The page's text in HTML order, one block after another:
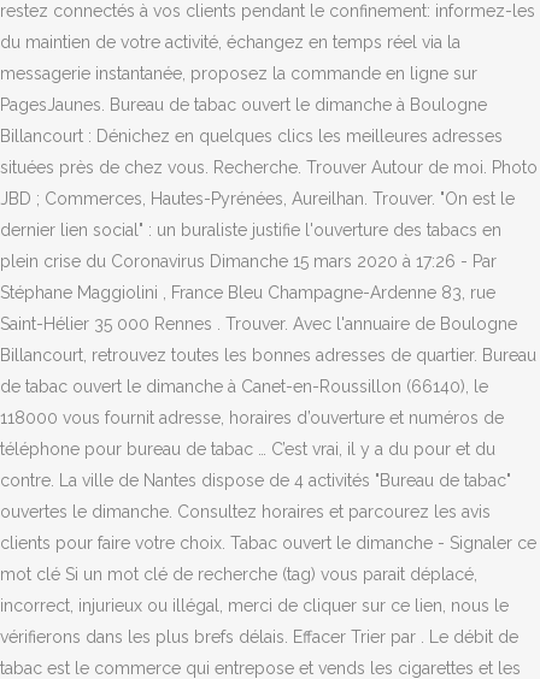
restez connectés à vos clients pendant le confinement: informez-les
du maintien de votre activité, échangez en temps réel via la
messagerie instantanée, proposez la commande en ligne sur
PagesJaunes. Bureau de tabac ouvert le dimanche à Boulogne
Billancourt : Dénichez en quelques clics les meilleures adresses
situées près de chez vous. Recherche. Trouver Autour de moi. Photo
JBD ; Commerces, Hautes-Pyrénées, Aureilhan. Trouver. "On est le
dernier lien social" : un buraliste justifie l'ouverture des tabacs en
plein crise du Coronavirus Dimanche 15 mars 2020 à 17:26 - Par
Stéphane Maggiolini , France Bleu Champagne-Ardenne 83, rue
Saint-Hélier 35 000 Rennes . Trouver. Avec l'annuaire de Boulogne
Billancourt, retrouvez toutes les bonnes adresses de quartier. Bureau
de tabac ouvert le dimanche à Canet-en-Roussillon (66140), le
118000 vous fournit adresse, horaires d’ouverture et numéros de
téléphone pour bureau de tabac … C’est vrai, il y a du pour et du
contre. La ville de Nantes dispose de 4 activités "Bureau de tabac"
ouvertes le dimanche. Consultez horaires et parcourez les avis
clients pour faire votre choix. Tabac ouvert le dimanche - Signaler ce
mot clé Si un mot clé de recherche (tag) vous parait déplacé,
incorrect, injurieux ou illégal, merci de cliquer sur ce lien, nous le
vérifierons dans les plus brefs délais. Effacer Trier par . Le débit de
tabac est le commerce qui entrepose et vends les cigarettes et les